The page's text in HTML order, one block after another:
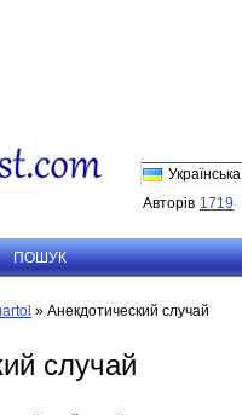
Українська
Авторів 1719
ПОШУК
» Анекдотический случай
случай